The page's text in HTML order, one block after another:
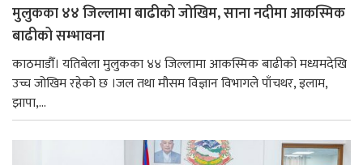
मुलुकका ४४ जिल्लामा बाढीको जोखिम, साना नदीमा आकस्मिक
बाढीको सम्भावना
काठमाडौँ। यतिबेला मुलुकका ४४ जिल्लामा आकस्मिक बाढीको मध्यमदेखि
उच्च जोखिम रहेको छ ।जल तथा मौसम विज्ञान विभागले पाँचथर, इलाम,
झापा,...